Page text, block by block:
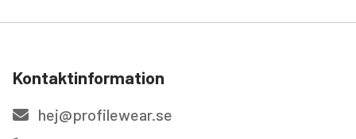
Kontaktinformation
hej@profilewear.se